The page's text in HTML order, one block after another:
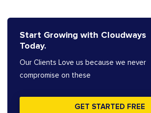
Start Growing with Cloudways
Today.
Our Clients Love us because we never
compromise on these
GET STARTED FREE